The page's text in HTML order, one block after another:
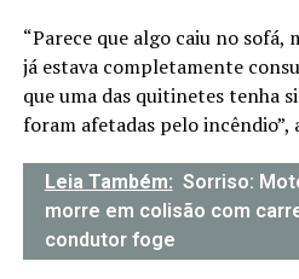
“Parece que algo caiu no sofá,
já estava completamente
que uma das quitinetes tenha
foram afetadas pelo incêndio”,
Leia Também: Sorriso:
morre em colisão com
condutor foge